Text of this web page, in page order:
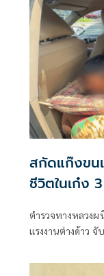
สกัดแก๊งขน
ชีวิตในเก๋ง
ตำรวจทางหลวง
แรงงานต่างด้าว จั